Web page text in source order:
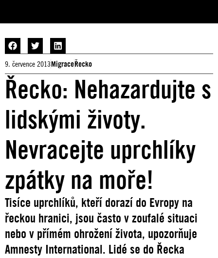
9. července 2013MigraceŘecko
Řecko: Nehazardujte s
lidskými životy.
Nevracejte uprchlíky
zpátky na moře!
Tisíce uprchlíků, kteří dorazí do Evropy na
řeckou hranici, jsou často v zoufalé situaci
nebo v přímém ohrožení života, upozorňuje
Amnesty International. Lidé se do Řecka